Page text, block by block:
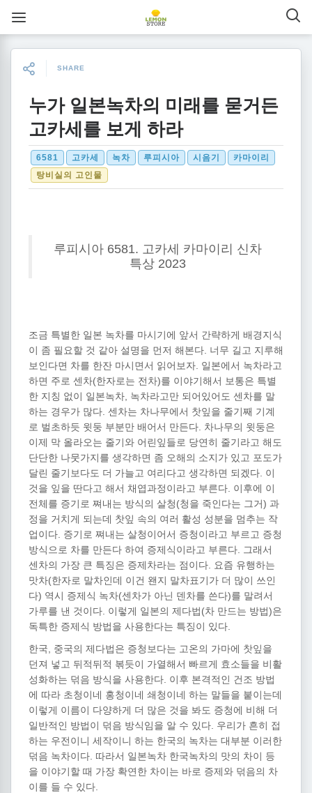
SHARE
누가 일본녹차의 미래를 묻거든
고카세를 보게 하라
6581 고카세 녹차 루피시아 시음기
카마이리
탕비실의 고인물
루피시아 6581. 고카세 카마이리 신차
특상 2023
조금 특별한 일본 녹차를 마시기에 앞서 간략하게 배경지식
이 좀 필요할 것 같아 설명을 먼저 해본다. 너무 길고 지루해
보인다면 차를 한잔 마시면서 읽어보자. 일본에서 녹차라고
하면 주로 센차(한자로는 전차)를 이야기해서 보통은 특별
한 지칭 없이 일본녹차, 녹차라고만 되어있어도 센차를 말
하는 경우가 많다. 센차는 차나무에서 찻잎을 줄기째 기계
로 벌초하듯 윗둥 부분만 배어서 만든다. 차나무의 윗둥은
이제 막 올라오는 줄기와 어린잎들로 당연히 줄기라고 해도
단단한 나뭇가지를 생각하면 좀 오해의 소지가 있고 포도가
달린 줄기보다도 더 가늘고 여리다고 생각하면 되겠다. 이
것을 잎을 딴다고 해서 채엽과정이라고 부른다. 이후에 이
전체를 증기로 쪄내는 방식의 살청(청을 죽인다는 그거) 과
정을 거치게 되는데 찻잎 속의 여러 활성 성분을 멈추는 작
업이다. 증기로 쪄내는 살청이어서 증청이라고 부르고 증청
방식으로 차를 만든다 하여 증제식이라고 부른다. 그래서
센차의 가장 큰 특징은 증제차라는 점이다. 요즘 유행하는
맛차(한자로 말차인데 이건 왠지 말차표기가 더 많이 쓰인
다) 역시 증제식 녹차(센차가 아닌 덴차를 쓴다)를 말려서
가루를 낸 것이다. 이렇게 일본의 제다법(차 만드는 방법)은
독특한 증제식 방법을 사용한다는 특징이 있다.
한국, 중국의 제다법은 증청보다는 고온의 가마에 찻잎을
던져 넣고 뒤적뒤적 볶듯이 가열해서 빠르게 효소들을 비활
성화하는 덖음 방식을 사용한다. 이후 본격적인 건조 방법
에 따라 초청이네 홍청이네 쇄청이네 하는 말들을 붙이는데
이렇게 이름이 다양하게 더 많은 것을 봐도 증청에 비해 더
일반적인 방법이 덖음 방식임을 알 수 있다. 우리가 흔히 접
하는 우전이니 세작이니 하는 한국의 녹차는 대부분 이러한
덖음 녹차이다. 따라서 일본녹차 한국녹차의 맛의 차이 등
을 이야기할 때 가장 확연한 차이는 바로 증제와 덖음의 차
이를 들 수 있다.